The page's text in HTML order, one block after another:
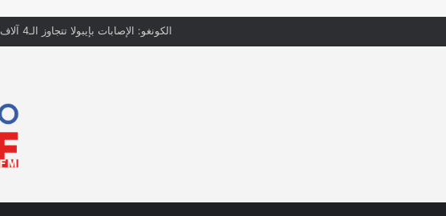
سيدي ثابت: انفجار منزل يُسفر عن إصابة عدد من أفراد عائلة